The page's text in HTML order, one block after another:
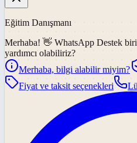
Eğitim Danışmanı
Merhaba! 👋 WhatsApp Destek
yardımcı olabiliriz?
Merhaba, bilgi alabilir miyim?
Fiyat ve taksit seçenekleri